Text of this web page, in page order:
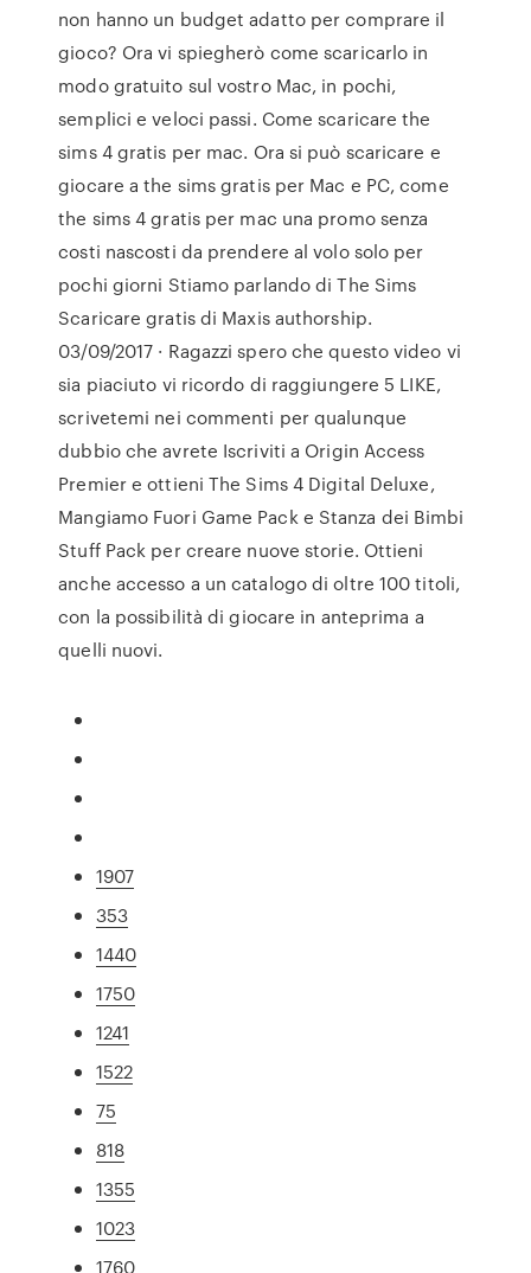
non hanno un budget adatto per comprare il
gioco? Ora vi spiegherò come scaricarlo in
modo gratuito sul vostro Mac, in pochi,
semplici e veloci passi. Come scaricare the
sims 4 gratis per mac. Ora si può scaricare e
giocare a the sims gratis per Mac e PC, come
the sims 4 gratis per mac una promo senza
costi nascosti da prendere al volo solo per
pochi giorni Stiamo parlando di The Sims
Scaricare gratis di Maxis authorship.
03/09/2017 · Ragazzi spero che questo video vi
sia piaciuto vi ricordo di raggiungere 5 LIKE,
scrivetemi nei commenti per qualunque
dubbio che avrete Iscriviti a Origin Access
Premier e ottieni The Sims 4 Digital Deluxe,
Mangiamo Fuori Game Pack e Stanza dei Bimbi
Stuff Pack per creare nuove storie. Ottieni
anche accesso a un catalogo di oltre 100 titoli,
con la possibilità di giocare in anteprima a
quelli nuovi.
1907
353
1440
1750
1241
1522
75
818
1355
1023
1760